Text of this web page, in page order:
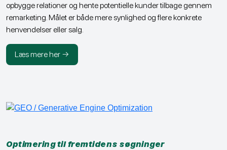
opbygge relationer og hente potentielle kunder tilbage gennem
remarketing. Målet er både mere synlighed og flere konkrete
henvendelser eller salg.
Læs mere her →
Optimering til fremtidens søgninger